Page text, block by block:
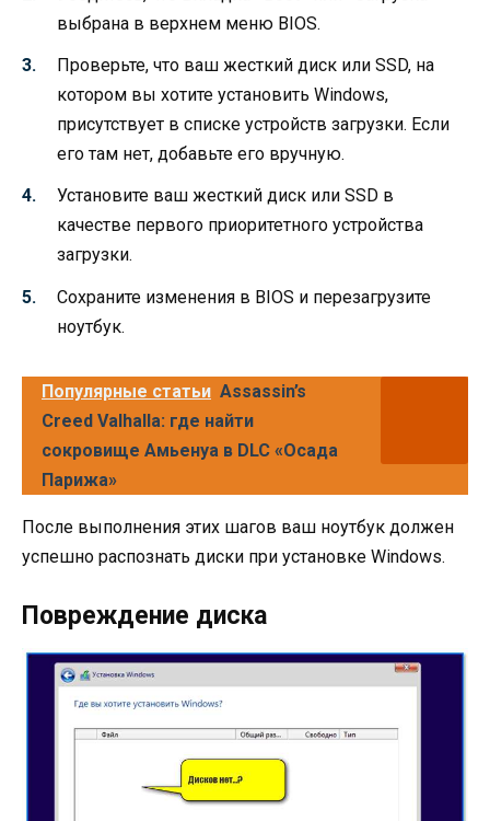
выбрана в верхнем меню BIOS.
Проверьте, что ваш жесткий диск или SSD, на
котором вы хотите установить Windows,
присутствует в списке устройств загрузки. Если
его там нет, добавьте его вручную.
Установите ваш жесткий диск или SSD в
качестве первого приоритетного устройства
загрузки.
Сохраните изменения в BIOS и перезагрузите
ноутбук.
Популярные статьи Assassin’s
Creed Valhalla: где найти
сокровище Амьенуа в DLC «Осада
Парижа»
После выполнения этих шагов ваш ноутбук должен
успешно распознать диски при установке Windows.
Повреждение диска